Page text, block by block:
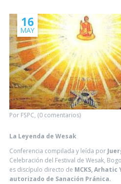
Por FSPC, (0 comentarios)
16
MAY
La Leyenda de Wesak
Conferencia compilada y leída por
Celebración del Festival de Wesak,
es discípulo directo de MCKS,
autorizado de Sanación Pránica.